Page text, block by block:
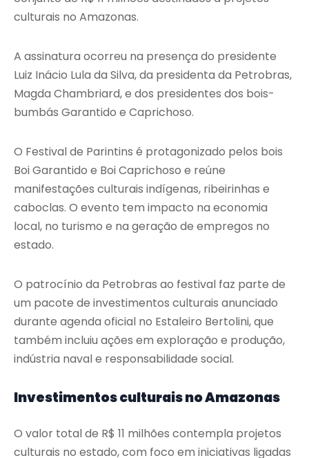
culturais no Amazonas.
A assinatura ocorreu na presença do presidente
Luiz Inácio Lula da Silva, da presidenta da Petrobras,
Magda Chambriard, e dos presidentes dos bois-
bumbás Garantido e Caprichoso.
O Festival de Parintins é protagonizado pelos bois
Boi Garantido e Boi Caprichoso e reúne
manifestações culturais indígenas, ribeirinhas e
caboclas. O evento tem impacto na economia
local, no turismo e na geração de empregos no
estado.
O patrocínio da Petrobras ao festival faz parte de
um pacote de investimentos culturais anunciado
durante agenda oficial no Estaleiro Bertolini, que
também incluiu ações em exploração e produção,
indústria naval e responsabilidade social.
Investimentos culturais no Amazonas
O valor total de R$ 11 milhões contempla projetos
culturais no estado, com foco em iniciativas ligadas